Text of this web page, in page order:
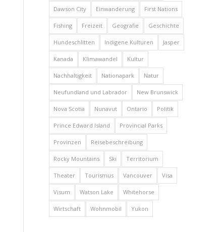
Dawson City Einwanderung First Nations
Fishing Freizeit Geografie Geschichte
Hundeschlitten Indigene Kulturen Jasper
Kanada Klimawandel Kultur
Nachhaltigkeit Nationapark Natur
Neufundland und Labrador New Brunswick
Nova Scotia Nunavut Ontario Politik
Prince Edward Island Provincial Parks
Provinzen Reisebeschreibung
Rocky Mountains Ski Territorium
Theater Tourismus Vancouver Visa
Visum Watson Lake Whitehorse
Wirtschaft Wohnmobil Yukon